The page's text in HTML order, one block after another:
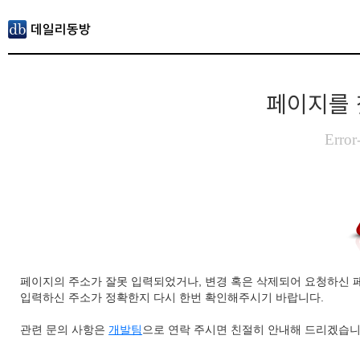
페이지를
페이지의 주소가 잘못 입력되었거나, 변경 혹은 삭제되어 요청하신
입력하신 주소가 정확한지 다시 한번 확인해주시기 바랍니다.
관련 문의 사항은 개발팀 으로 연락 주시면 친절히 안내해 드리겠습